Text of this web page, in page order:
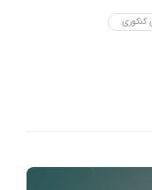
کنکوری